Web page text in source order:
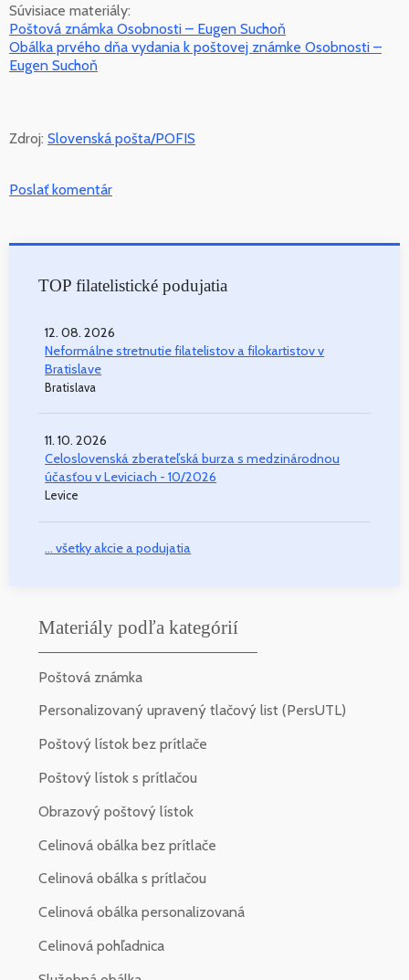
Súvisiace materiály:
Poštová známka Osobnosti – Eugen Suchoň
Obálka prvého dňa vydania k poštovej známke Osobnosti –
Eugen Suchoň
Zdroj: Slovenská pošta/POFIS
Poslať komentár
TOP filatelistické podujatia
12. 08. 2026
Neformálne stretnutie filatelistov a filokartistov v
Bratislave
Bratislava
11. 10. 2026
Celoslovenská zberateľská burza s medzinárodnou
účasťou v Leviciach - 10/2026
Levice
... všetky akcie a podujatia
Materiály podľa kategórií
Poštová známka
Personalizovaný upravený tlačový list (PersUTL)
Poštový lístok bez prítlače
Poštový lístok s prítlačou
Obrazový poštový lístok
Celinová obálka bez prítlače
Celinová obálka s prítlačou
Celinová obálka personalizovaná
Celinová pohľadnica